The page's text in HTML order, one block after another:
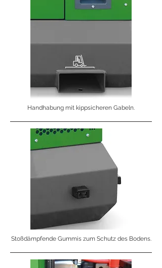
Handhabung mit kippsicheren Gabeln.
Stoßdämpfende Gummis zum Schutz des Bodens.